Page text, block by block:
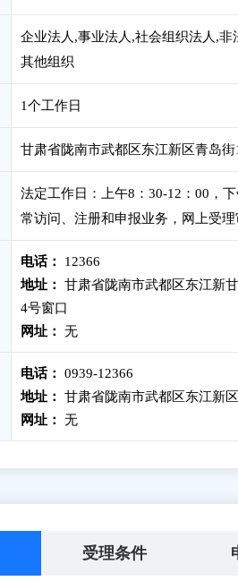
企业法人,事业法人,社会组织法人,非
其他组织
1个工作日
甘肃省陇南市武都区东江新区青岛
法定工作日：上午8：30-12：00，
常访问、注册和申报业务，网上受
电话：
12366
地址：
甘肃省陇南市武都区东江新
4号窗口
网址：
无
电话：
0939-12366
地址：
甘肃省陇南市武都区东江新
网址：
无
受理条件